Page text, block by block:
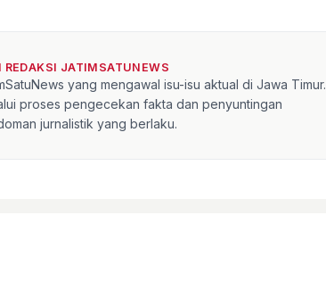
REDAKSI JATIMSATUNEWS
yang mengawal isu-isu aktual di Jawa Timur.
proses pengecekan fakta dan penyuntingan
jurnalistik yang berlaku.